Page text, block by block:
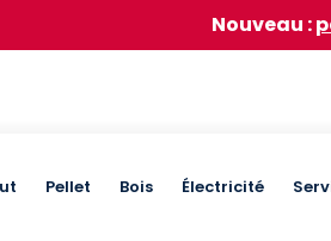
participez à
Pellet Bois Électricité